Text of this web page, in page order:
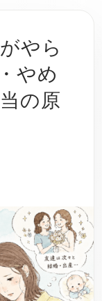
やら
やめ
の原